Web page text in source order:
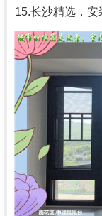
15.长沙精选，